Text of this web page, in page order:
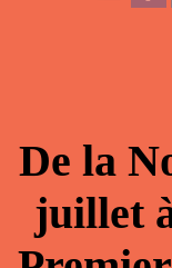
De la
juillet